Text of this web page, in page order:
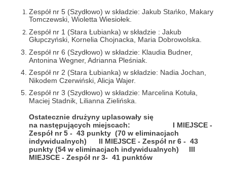
Zespół nr 5 (Szydłowo) w składzie: Jakub Stańko, Makary
Tomczewski, Wioletta Wiesiołek.
Zespół nr 1 (Stara Łubianka) w składzie : Jakub
Głupczyński, Kornelia Chojnacka, Maria Dobrowolska.
Zespół nr 6 (Szydłowo) w składzie: Klaudia Budner,
Antonina Wegner, Adrianna Pleśniak.
Zespół nr 2 (Stara Łubianka) w składzie: Nadia Jochan,
Nikodem Czerwiński, Alicja Wajer.
Zespół nr 3 (Szydłowo) w składzie: Marcelina Kotuła,
Maciej Stadnik, Lilianna Zielińska.
Ostatecznie drużyny uplasowały się
na następujących miejscach: I MIEJSCE -
Zespół nr 5 - 43 punkty (70 w eliminacjach
indywidualnych) II MIEJSCE - Zespół nr 6 - 43
punkty (54 w eliminacjach indywidualnych) III
MIEJSCE - Zespół nr 3- 41 punktów